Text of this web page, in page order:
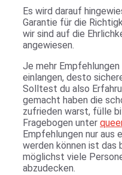
Es wird darauf
Garantie für die
wir sind auf die
angewiesen.
Je mehr
einlangen, desto
Solltest du also
gemacht haben die
zufrieden warst, fülle
Fragebogen unter
Empfehlungen nur aus
werden können ist das
möglichst viele
abzudecken.